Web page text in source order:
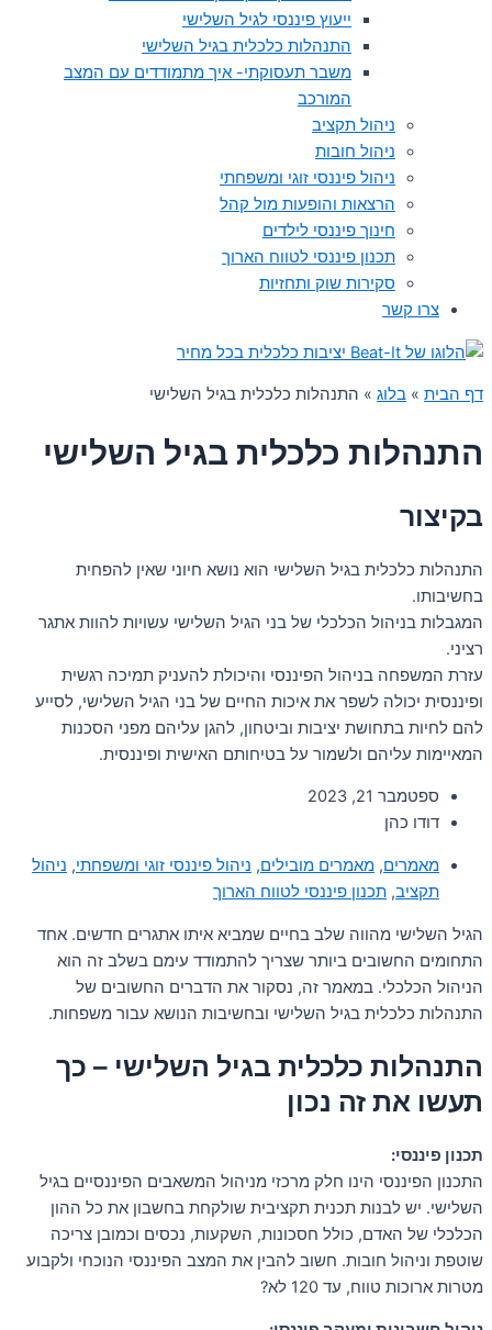
ייעוץ פיננסי לגיל השלישי
התנהלות כלכלית בגיל השלישי
משבר תעסוקתי- איך מתמודדים עם המצב
המורכב
ניהול תקציב
ניהול חובות
ניהול פיננסי זוגי ומשפחתי
הרצאות והופעות מול קהל
חינוך פיננסי לילדים
תכנון פיננסי לטווח הארוך
סקירות שוק ותחזיות
צרו קשר
דף הבית » בלוג » התנהלות כלכלית בגיל השלישי
התנהלות כלכלית בגיל השלישי
בקיצור
התנהלות כלכלית בגיל השלישי הוא נושא חיוני שאין להפחית
בחשיבותו.
המגבלות בניהול הכלכלי של בני הגיל השלישי עשויות להוות אתגר
רציני.
עזרת המשפחה בניהול הפיננסי והיכולת להעניק תמיכה רגשית
ופיננסית יכולה לשפר את איכות החיים של בני הגיל השלישי, לסייע
להם לחיות בתחושת יציבות וביטחון, להגן עליהם מפני הסכנות
המאיימות עליהם ולשמור על בטיחותם האישית ופיננסית.
ספטמבר 21, 2023
דודו כהן
מאמרים, מאמרים מובילים, ניהול פיננסי זוגי ומשפחתי, ניהול
תקציב, תכנון פיננסי לטווח הארוך
הגיל השלישי מהווה שלב בחיים שמביא איתו אתגרים חדשים. אחד
התחומים החשובים ביותר שצריך להתמודד עימם בשלב זה הוא
הניהול הכלכלי. במאמר זה, נסקור את הדברים החשובים של
התנהלות כלכלית בגיל השלישי ובחשיבות הנושא עבור משפחות.
התנהלות כלכלית בגיל השלישי – כך
תעשו את זה נכון
תכנון פיננסי:
התכנון הפיננסי הינו חלק מרכזי מניהול המשאבים הפיננסיים בגיל
השלישי. יש לבנות תכנית תקציבית שולקחת בחשבון את כל ההון
הכלכלי של האדם, כולל חסכונות, השקעות, נכסים וכמובן צריכה
שוטפת וניהול חובות. חשוב להבין את המצב הפיננסי הנוכחי ולקבוע
מטרות ארוכות טווח, עד 120 לא?